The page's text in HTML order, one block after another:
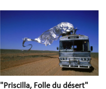
"Priscilla, Folle du désert"